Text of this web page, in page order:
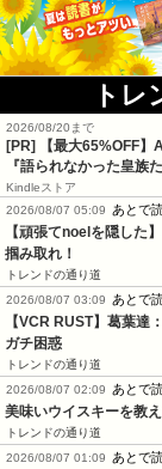
トレ
2026/08/20まで
[PR]
【最大65%OFF
『語られなかった皇族
Kindleストア
2026/08/07 05:09
あとで
【頑張てnoelを隠した
掴み取れ！
トレンドの通り道
2026/08/07 03:09
あとで
【VCR RUST】葛葉達
ガチ困惑
トレンドの通り道
2026/08/07 02:09
あとで
美味いウイスキーを教
トレンドの通り道
2026/08/07 01:09
あとで